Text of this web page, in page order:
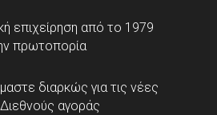
επιχείρηση από το 1979
πρωτοπορία
διαρκώς για τις νέες
αγοράς